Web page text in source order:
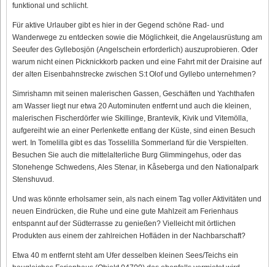
funktional und schlicht.
Für aktive Urlauber gibt es hier in der Gegend schöne Rad- und
Wanderwege zu entdecken sowie die Möglichkeit, die Angelausrüstung am
Seeufer des Gyllebosjön (Angelschein erforderlich) auszuprobieren. Oder
warum nicht einen Picknickkorb packen und eine Fahrt mit der Draisine auf
der alten Eisenbahnstrecke zwischen S:t Olof und Gyllebo unternehmen?
Simrishamn mit seinen malerischen Gassen, Geschäften und Yachthafen
am Wasser liegt nur etwa 20 Autominuten entfernt und auch die kleinen,
malerischen Fischerdörfer wie Skillinge, Brantevik, Kivik und Vitemölla,
aufgereiht wie an einer Perlenkette entlang der Küste, sind einen Besuch
wert. In Tomelilla gibt es das Tosselilla Sommerland für die Verspielten.
Besuchen Sie auch die mittelalterliche Burg Glimmingehus, oder das
Stonehenge Schwedens, Ales Stenar, in Kåseberga und den Nationalpark
Stenshuvud.
Und was könnte erholsamer sein, als nach einem Tag voller Aktivitäten und
neuen Eindrücken, die Ruhe und eine gute Mahlzeit am Ferienhaus
entspannt auf der Südterrasse zu genießen? Vielleicht mit örtlichen
Produkten aus einem der zahlreichen Hofläden in der Nachbarschaft?
Etwa 40 m entfernt steht am Ufer desselben kleinen Sees/Teichs ein